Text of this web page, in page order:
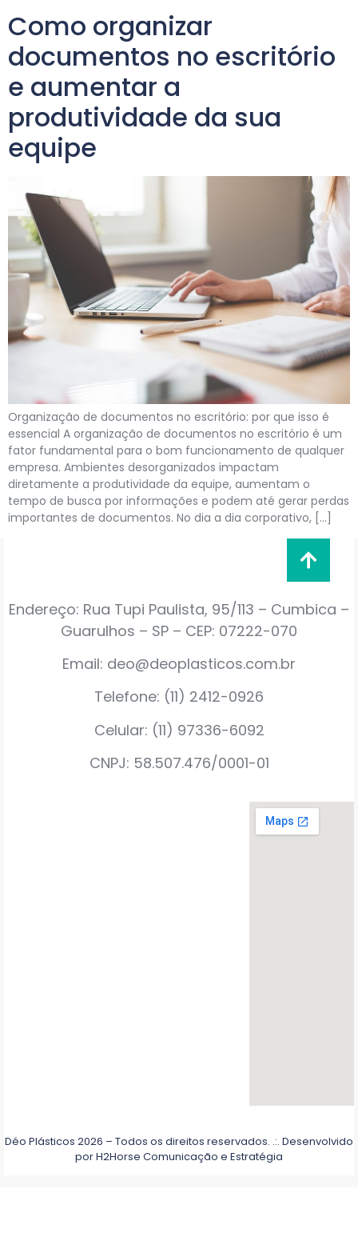
Como organizar
documentos no escritório
e aumentar a
produtividade da sua
equipe
Organização de documentos no escritório: por que isso é
essencial A organização de documentos no escritório é um
fator fundamental para o bom funcionamento de qualquer
empresa. Ambientes desorganizados impactam
diretamente a produtividade da equipe, aumentam o
tempo de busca por informações e podem até gerar perdas
importantes de documentos. No dia a dia corporativo, […]
Endereço: Rua Tupi Paulista, 95/113 – Cumbica –
Guarulhos – SP – CEP: 07222-070
Email: deo@deoplasticos.com.br
Telefone: (11) 2412-0926
Celular: (11) 97336-6092
CNPJ: 58.507.476/0001-01
Déo Plásticos 2026 – Todos os direitos reservados. .:. Desenvolvido
porH2Horse Comunicação e Estratégia